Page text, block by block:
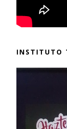
INSTITUTO